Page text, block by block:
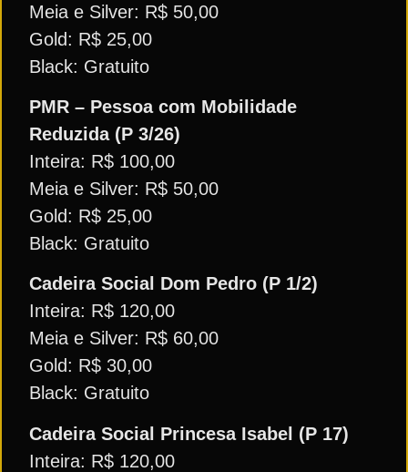
Meia e Silver: R$ 50,00
Gold: R$ 25,00
Black: Gratuito
PMR – Pessoa com Mobilidade
Reduzida (P 3/26)
Inteira: R$ 100,00
Meia e Silver: R$ 50,00
Gold: R$ 25,00
Black: Gratuito
Cadeira Social Dom Pedro (P 1/2)
Inteira: R$ 120,00
Meia e Silver: R$ 60,00
Gold: R$ 30,00
Black: Gratuito
Cadeira Social Princesa Isabel (P 17)
Inteira: R$ 120,00